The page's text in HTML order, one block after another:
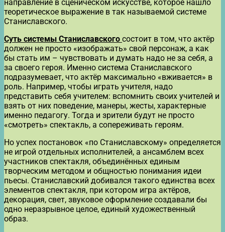
направление в сценическом искусстве, которое нашло
теоретическое выражение в так называемой системе
Станиславского.
Суть системы Станиславского состоит в том, что актёр
должен не просто «изображать» свой персонаж, а как
бы стать им – чувствовать и думать надо не за себя, а
за своего героя. Именно система Станиславского
подразумевает, что актёр максимально «вживается» в
роль. Например, чтобы играть учителя, надо
представить себя учителем: вспомнить своих учителей и
взять от них поведение, манеры, жесты, характерные
именно педагогу. Тогда и зрители будут не просто
«смотреть» спектакль, а сопереживать героям.
Но успех постановок «по Станиславскому» определяется
не игрой отдельных исполнителей, а ансамблем всех
участников спектакля, объединённых единым
творческим методом и общностью понимания идеи
пьесы. Станиславский добивался такого единства всех
элементов спектакля, при котором игра актёров,
декорация, свет, звуковое оформление создавали бы
одно неразрывное целое, единый художественный
образ.